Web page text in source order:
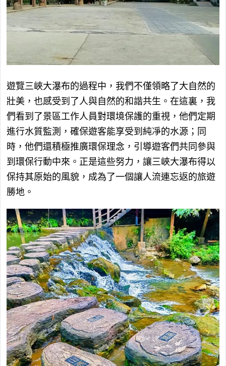
遊覽三峽大瀑布的過程中，我們不僅領略了大自然的
壯美，也感受到了人與自然的和諧共生。在這裏，我
們看到了景區工作人員對環境保護的重視，他們定期
進行水質監測，確保遊客能享受到純凈的水源；同
時，他們還積極推廣環保理念，引導遊客們共同參與
到環保行動中來。正是這些努力，讓三峽大瀑布得以
保持其原始的風貌，成為了一個讓人流連忘返的旅遊
勝地。